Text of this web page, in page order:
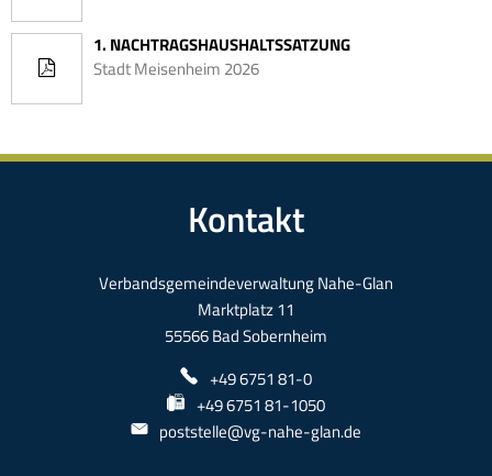
1. NACHTRAGSHAUSHALTSSATZUNG
Stadt Meisenheim 2026
Kontakt
Verbandsgemeindeverwaltung Nahe-Glan
Marktplatz 11
55566 Bad Sobernheim
+49 6751 81-0
+49 6751 81-1050
poststelle@vg-nahe-glan.de